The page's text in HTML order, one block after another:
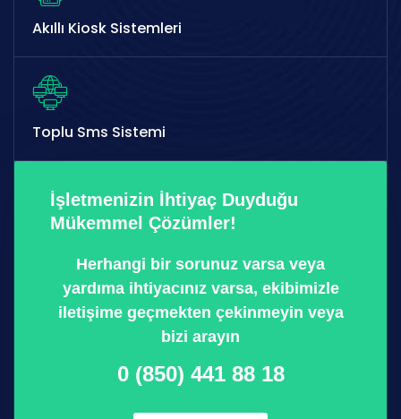
Akıllı Kiosk Sistemleri
Toplu Sms Sistemi
İşletmenizin İhtiyaç Duyduğu
Mükemmel Çözümler!
Herhangi bir sorunuz varsa veya
yardıma ihtiyacınız varsa, ekibimizle
iletişime geçmekten çekinmeyin veya
bizi arayın
0 (850) 441 88 18